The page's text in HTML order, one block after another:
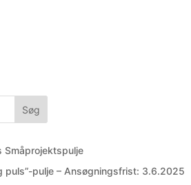
Småprojektspulje
puls”-pulje – Ansøgningsfrist: 3.6.2025